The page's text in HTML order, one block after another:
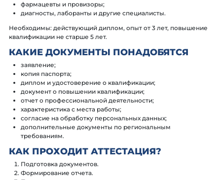
фармацевты и провизоры;
диагносты, лаборанты и другие специалисты.
Необходимы: действующий диплом, опыт от 3 лет, повышение
квалификации не старше 5 лет.
КАКИЕ ДОКУМЕНТЫ ПОНАДОБЯТСЯ
заявление;
копия паспорта;
диплом и удостоверение о квалификации;
документ о повышении квалификации;
отчет о профессиональной деятельности;
характеристика с места работы;
согласие на обработку персональных данных;
дополнительные документы по региональным
требованиям.
КАК ПРОХОДИТ АТТЕСТАЦИЯ?
Подготовка документов.
Формирование отчета.